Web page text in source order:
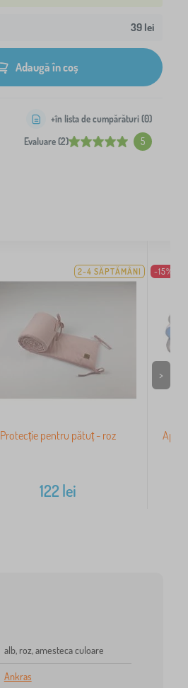
39 lei
Adaugă în coș
Evaluare (2) 5
+în lista de cumpărături (0)
2-4 SĂPTĂMÂNI
Protecție pentru pătuț - roz
122 lei
-15%
>
alb, roz, amesteca culoare
Ankras